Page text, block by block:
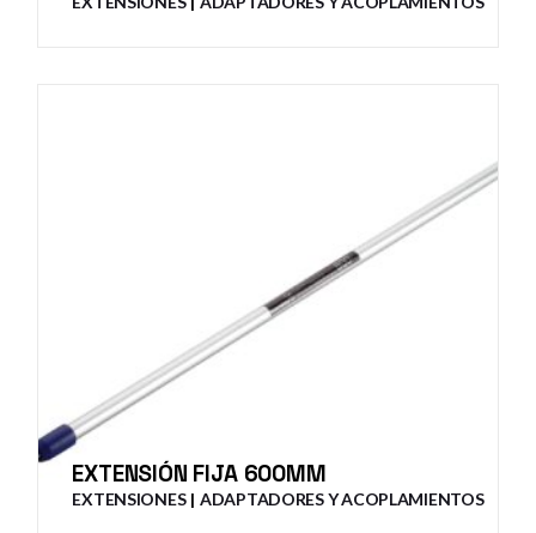
EXTENSIÓN FIJA 600MM
EXTENSIONES ADAPTADORES Y ACOPLAMIENTOS